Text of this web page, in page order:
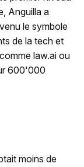
Anguilla a
le symbole
de la tech et
law.ai ou
600'000
moins de